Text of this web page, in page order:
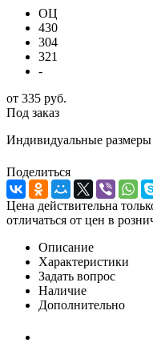
ОЦ
430
304
321
-
от 335 руб.
Под заказ
Индивидуальные размеры
Поделиться
Цена действительна
отличаться от цен в
Описание
Характеристики
Задать вопрос
Наличие
Дополнительно